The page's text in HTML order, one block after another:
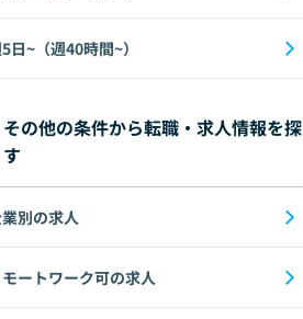
日~（週40時間~）
その他の条件から転職・求人情報を探
す
別の求人
モートワーク可の求人